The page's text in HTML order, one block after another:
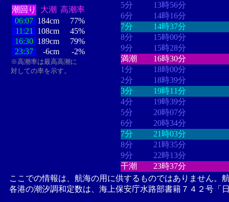
潮回り 大潮 高潮率
06:07 184cm
77%
11:21
108cm
45%
16:30 189cm
79%
23:37
-6cm -2%
※高潮率は最高高潮に
対しての率を示す。
5分
13時56分
6分
14時16分
7分
14時37分
8分
15時00分
9分
15時28分
満潮
16時30分
1分
18時00分
2分
18時39分
3分
19時11分
4分
19時39分
5分
20時07分
6分
20時34分
7分
21時03分
8分
21時35分
9分
22時13分
干潮
23時37分
ここでの情報は、航海の用に供するものではありません。
各港の潮汐調和定数は、海上保安庁水路部書籍７４２号「